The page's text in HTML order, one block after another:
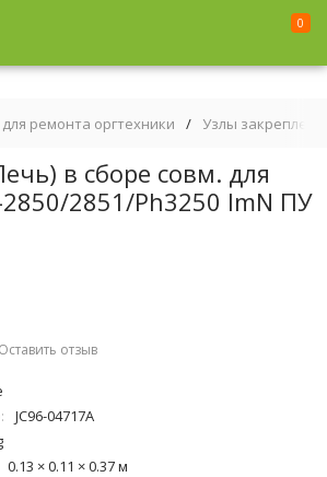
0
ремонта оргтехники / Узлы
в сборе совм. для
2851/Ph3250 ImN ПУ
Оставить отзыв
JC96-04717A
0.13 × 0.11 × 0.37 м